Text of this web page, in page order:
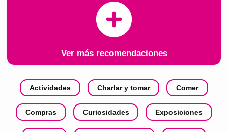
Ver más recomendaciones
Actividades Charlar y tomar Comer
Compras Curiosidades Exposiciones